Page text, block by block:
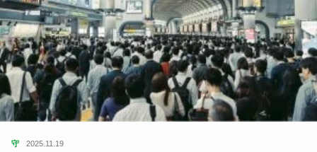
守 2025.11.19